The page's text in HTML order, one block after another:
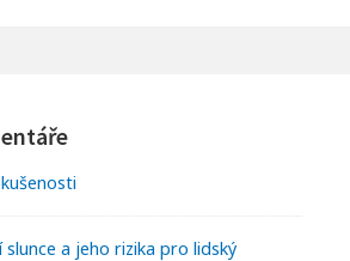
slunce a jeho rizika pro lidský